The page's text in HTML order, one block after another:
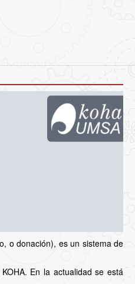
o donación), es un sistema de
En la actualidad se está